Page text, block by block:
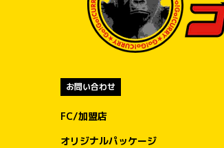
お問い合わせ
FC/加盟店
オリジナルパッケージ